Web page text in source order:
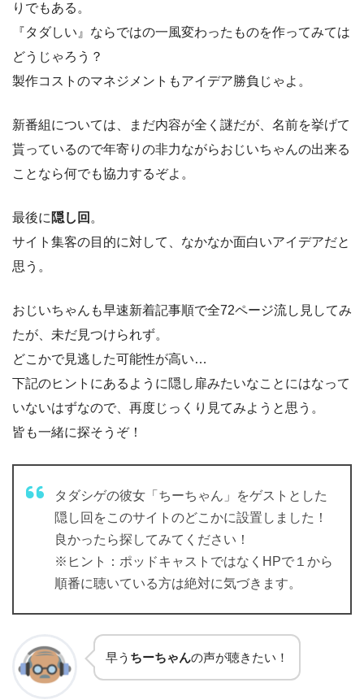
りでもある。
『タダしい』ならではの一風変わったものを作ってみては
どうじゃろう？
製作コストのマネジメントもアイデア勝負じゃよ。
新番組については、まだ内容が全く謎だが、名前を挙げて
貰っているので年寄りの非力ながらおじいちゃんの出来る
ことなら何でも協力するぞよ。
最後に 隠し回 。
サイト集客の目的に対して、なかなか面白いアイデアだと
思う。
おじいちゃんも早速新着記事順で全72ページ流し見してみ
たが、未だ見つけられず。
どこかで見逃した可能性が高い…
下記のヒントにあるように隠し扉みたいなことにはなって
いないはずなので、再度じっくり見てみようと思う。
皆も一緒に探そうぞ！
タダシゲの彼女「ちーちゃん」をゲストとした
隠し回をこのサイトのどこかに設置しました！
良かったら探してみてください！
※ヒント：ポッドキャストではなくHPで１から
順番に聴いている方は絶対に気づきます。
早う ちーちゃんの声が聴きたい！